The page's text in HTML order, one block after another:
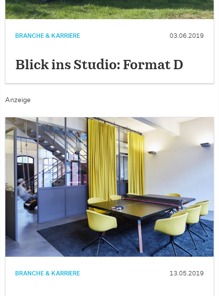
BRANCHE & KARRIERE 03.06.2019
Blick ins Studio: Format D
Anzeige
BRANCHE & KARRIERE 13.05.2019